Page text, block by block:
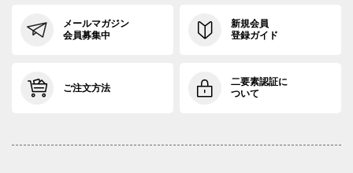
メールマガジン
会員募集中
新規会員
登録ガイド
ご注文方法
二要素認証に
ついて